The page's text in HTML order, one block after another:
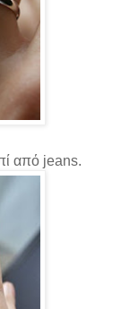
από jeans.